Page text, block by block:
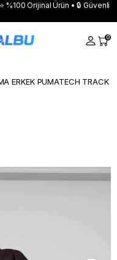
%100 Orijinal Ürün • 🔒 Güvenli
0